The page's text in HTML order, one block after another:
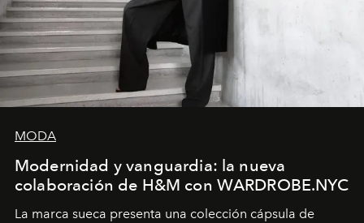
MODA
Modernidad y vanguardia: la nueva
colaboración de H&M con WARDROBE.NYC
La marca sueca presenta una colección cápsula de